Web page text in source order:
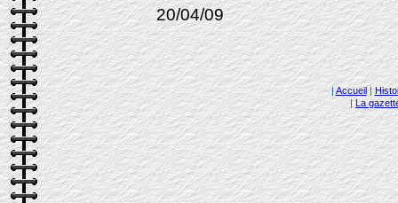
20/04/09
| Accueil |
|La